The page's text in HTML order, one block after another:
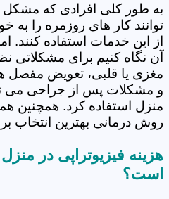
به طور کلی افرادی که
توانند کار های روزمره را به
از این خدمات استفاده کنند.
آن نگاه کنیم برای
مغزی یا قلبی، تعویض مفصل
و مشکلات پس از جراحی می
منزل استفاده کرد. همچنین
روش درمانی بهترین انتخاب
هزینه فیزیوتراپی در
است؟